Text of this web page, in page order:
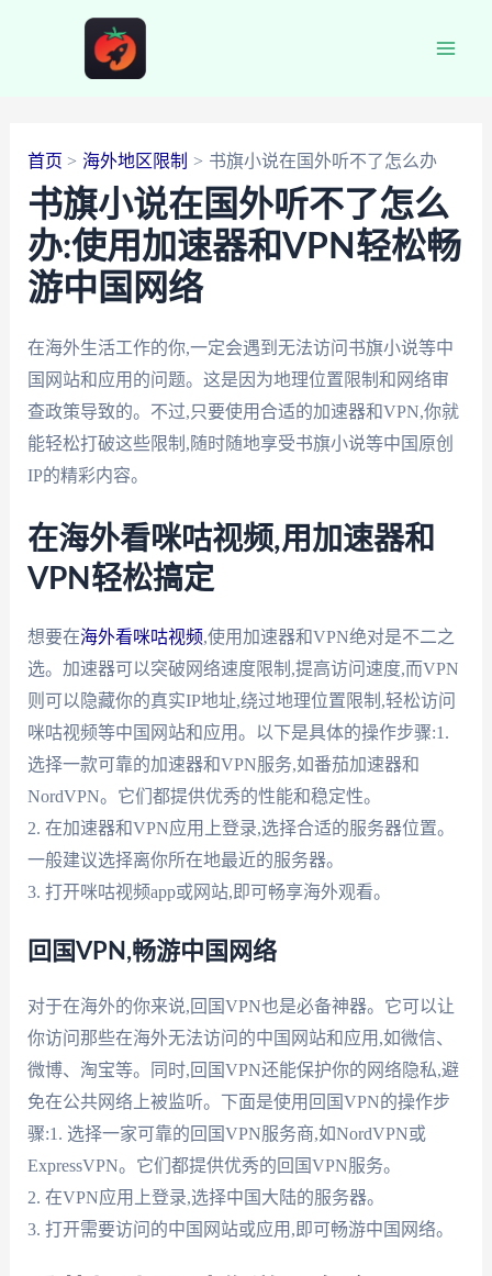
首页 海外地区限制 书旗小说在国外听不了怎么办
书旗小说在国外听不了怎么
办:使用加速器和VPN轻松畅
游中国网络
在海外生活工作的你,一定会遇到无法访问书旗小说等中
国网站和应用的问题。这是因为地理位置限制和网络审
查政策导致的。不过,只要使用合适的加速器和VPN,你就
能轻松打破这些限制,随时随地享受书旗小说等中国原创
IP的精彩内容。
在海外看咪咕视频,用加速器和
VPN轻松搞定
想要在海外看咪咕视频,使用加速器和VPN绝对是不二之
选。加速器可以突破网络速度限制,提高访问速度,而VPN
则可以隐藏你的真实IP地址,绕过地理位置限制,轻松访问
咪咕视频等中国网站和应用。以下是具体的操作步骤:1.
选择一款可靠的加速器和VPN服务,如番茄加速器和
NordVPN。它们都提供优秀的性能和稳定性。
2. 在加速器和VPN应用上登录,选择合适的服务器位置。
一般建议选择离你所在地最近的服务器。
3. 打开咪咕视频app或网站,即可畅享海外观看。
回国VPN,畅游中国网络
对于在海外的你来说,回国VPN也是必备神器。它可以让
你访问那些在海外无法访问的中国网站和应用,如微信、
微博、淘宝等。同时,回国VPN还能保护你的网络隐私,避
免在公共网络上被监听。下面是使用回国VPN的操作步
骤:1. 选择一家可靠的回国VPN服务商,如NordVPN或
ExpressVPN。它们都提供优秀的回国VPN服务。
2. 在VPN应用上登录,选择中国大陆的服务器。
3. 打开需要访问的中国网站或应用,即可畅游中国网络。